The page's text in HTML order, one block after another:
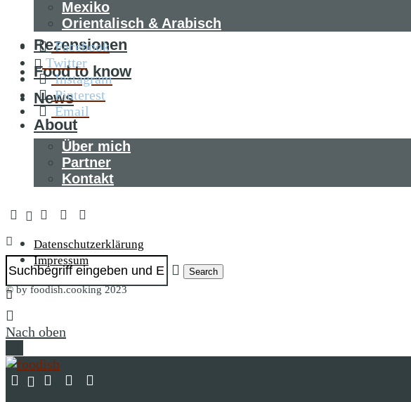
Mexiko
Orientalisch & Arabisch
Rezensionen
Food to know
News
About
Über mich
Partner
Kontakt
Search
Facebook
Twitter
Instagram
Pinterest
Email
Datenschutzerklärung
Impressum
© by foodish.cooking 2023
Nach oben